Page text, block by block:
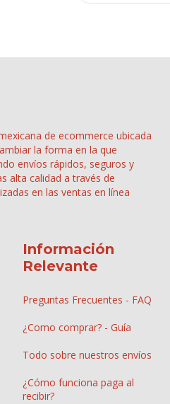
de ecommerce ubicada
la forma en la que
envíos rápidos, seguros y
alta calidad a través de
en las ventas en línea
Información
Relevante
Preguntas Frecuentes - FAQ
¿Como comprar? - Guía
Todo sobre nuestros envíos
¿Cómo funciona paga al
recibir?